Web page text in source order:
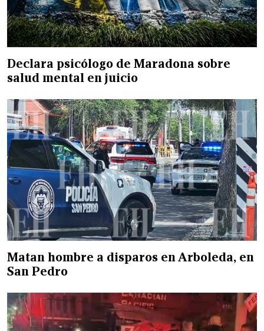
Declara psicólogo de Maradona sobre
salud mental en juicio
Matan hombre a disparos en Arboleda, en
San Pedro